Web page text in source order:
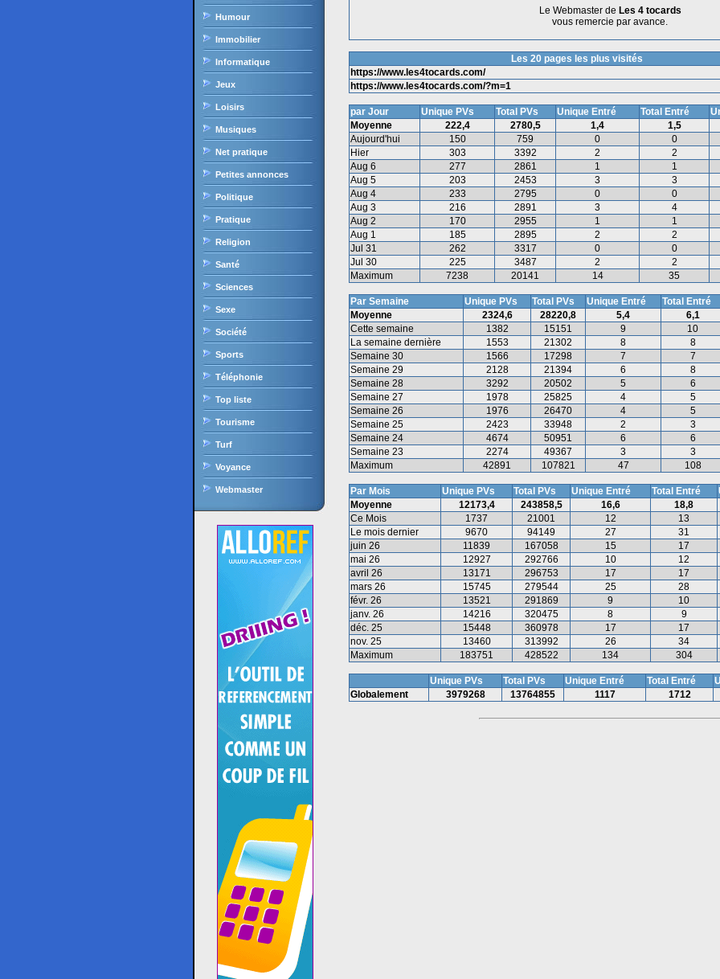
Humour
Immobilier
Informatique
Jeux
Loisirs
Musiques
Net pratique
Petites annonces
Politique
Pratique
Religion
Santé
Sciences
Sexe
Société
Sports
Téléphonie
Top liste
Tourisme
Turf
Voyance
Webmaster
Le Webmaster de Les 4 tocards
vous remercie par avance.
Les 20 pages les plus visités
https://www.les4tocards.com/
https://www.les4tocards.com/?m=1
par Jour Unique PVs Total PVs Unique Entré Total Entré
Moyenne
222,4 2780,5 1,4 1,5
Aujourd'hui
150 759 0 0
Hier
303 3392 2 2
Aug 6
277 2861 1 1
Aug 5
203 2453 3 3
Aug 4
233 2795 0 0
Aug 3
216 2891 3 4
Aug 2
170 2955 1 1
Aug 1
185 2895 2 2
Jul 31
262 3317 0 0
Jul 30
225 3487 2 2
Maximum
7238 20141 14 35
Par Semaine Unique PVs Total PVs Unique Entré Total Entré
Moyenne
2324,6 28220,8 5,4 6,1
Cette semaine
1382 15151 9 10
La semaine dernière
1553 21302 8 8
Semaine 30
1566 17298 7 7
Semaine 29
2128 21394 6 8
Semaine 28
3292 20502 5 6
Semaine 27
1978 25825 4 5
Semaine 26
1976 26470 4 5
Semaine 25
2423 33948 2 3
Semaine 24
4674 50951 6 6
Semaine 23
2274 49367 3 3
Maximum
42891 107821 47 108
Par Mois Unique PVs Total PVs Unique Entré Total Entré
Moyenne
12173,4 243858,5 16,6 18,8
Ce Mois
1737 21001 12 13
Le mois dernier
9670 94149 27 31
juin 26
11839 167058 15 17
mai 26
12927 292766 10 12
avril 26
13171 296753 17 17
mars 26
15745 279544 25 28
févr. 26
13521 291869 9 10
janv. 26
14216 320475 8 9
déc. 25
15448 360978 17 17
nov. 25
13460 313992 26 34
Maximum
183751 428522 134 304
Unique PVs Total PVs Unique Entré Total Entré
Globalement
3979268 13764855 1117 1712